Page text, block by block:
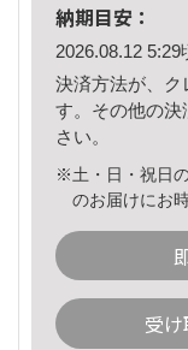
納期目安：
2026.08.12 5:29
決済方法が、ク
す。その他の決
さい。
※土・日・祝日
のお届けにお
受